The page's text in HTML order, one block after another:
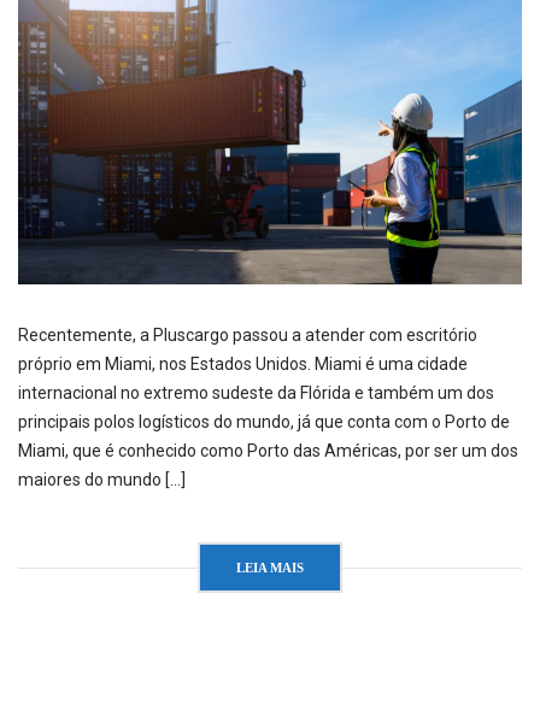
Recentemente, a Pluscargo passou a atender com escritório
próprio em Miami, nos Estados Unidos. Miami é uma cidade
internacional no extremo sudeste da Flórida e também um dos
principais polos logísticos do mundo, já que conta com o Porto de
Miami, que é conhecido como Porto das Américas, por ser um dos
maiores do mundo […]
LEIA MAIS